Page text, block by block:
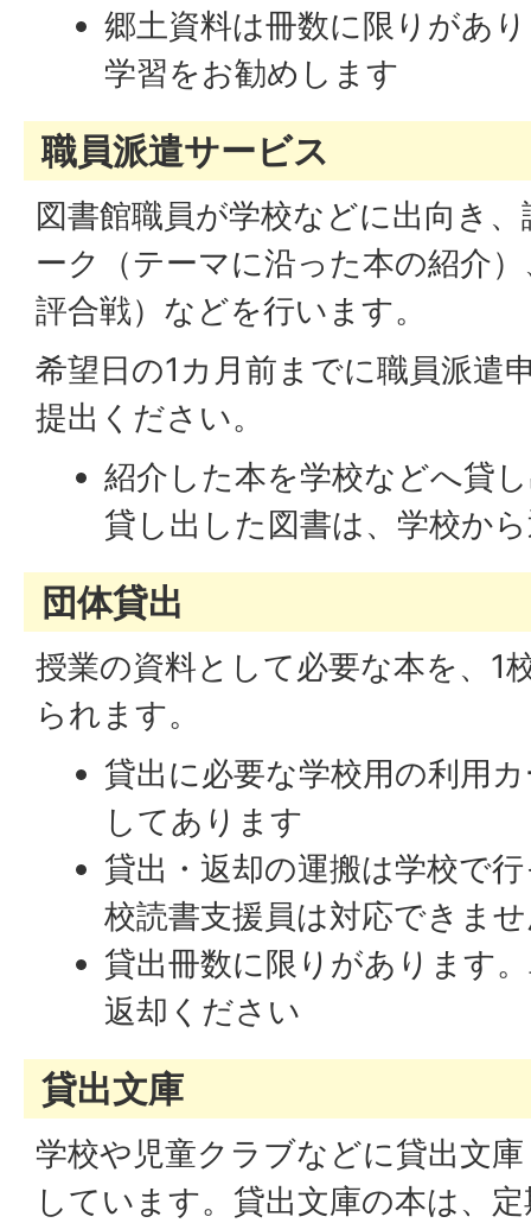
郷土資料は冊数に限りがあ
学習をお勧めします
職員派遣サービス
図書館職員が学校などに出向き
ーク（テーマに沿った本の紹介
評合戦）などを行います。
希望日の1カ月前までに職員派遣
提出ください。
紹介した本を学校などへ貸
貸し出した図書は、学校か
団体貸出
授業の資料として必要な本を、1
られます。
貸出に必要な学校用の利用
してあります
貸出・返却の運搬は学校で
校読書支援員は対応できま
貸出冊数に限りがあります
返却ください
貸出文庫
学校や児童クラブなどに貸出文
しています。貸出文庫の本は、